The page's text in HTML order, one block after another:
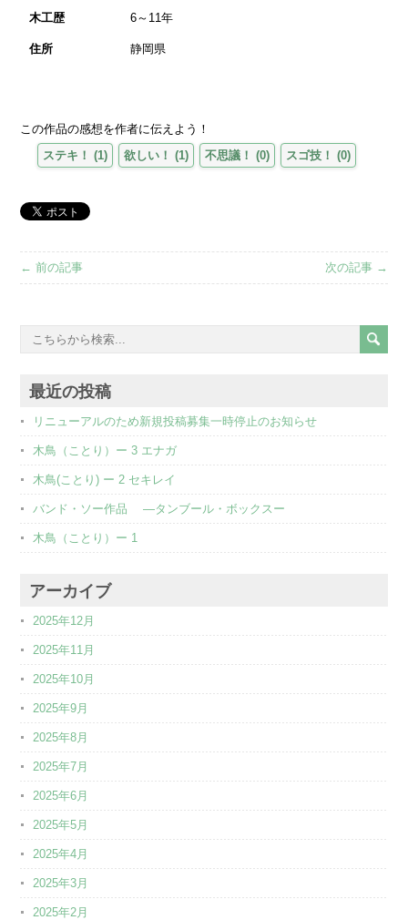
木工歴 6～11年
住所 静岡県
この作品の感想を作者に伝えよう！
ステキ！
(1) 欲しい！ (1) 不思議！ (0) スゴ技！ (0)
← 前の記事 次の記事 →
最近の投稿
リニューアルのため新規投稿募集一時停止のお知らせ
木鳥（ことり）ー 3 エナガ
木鳥(ことり) ー 2 セキレイ
バンド・ソー作品 ―タンブール・ボックスー
木鳥（ことり）ー 1
アーカイブ
2025年12月
2025年11月
2025年10月
2025年9月
2025年8月
2025年7月
2025年6月
2025年5月
2025年4月
2025年3月
2025年2月